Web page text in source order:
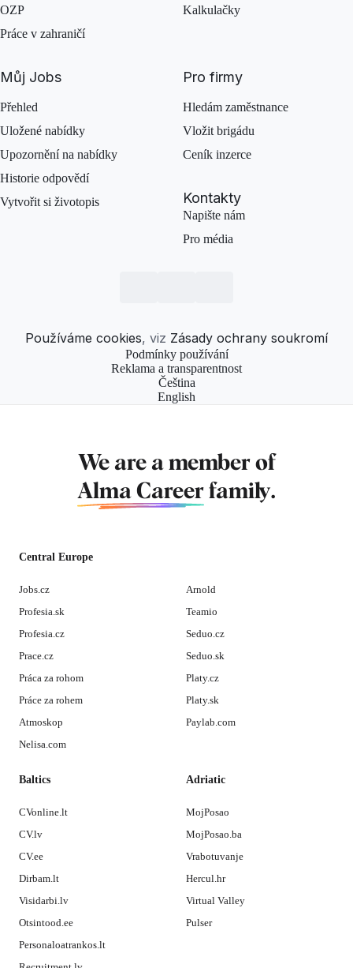
OZP
Práce v zahraničí
Kalkulačky
Můj Jobs
Přehled
Uložené nabídky
Upozornění na nabídky
Historie odpovědí
Vytvořit si životopis
Pro firmy
Hledám zaměstnance
Vložit brigádu
Ceník inzerce
Kontakty
Napište nám
Pro média
Používáme cookies, viz Zásady ochrany soukromí
Podmínky používání
Reklama a transparentnost
Čeština
English
We are a member of
Alma Career family.
Central Europe
Jobs.cz
Profesia.sk
Profesia.cz
Prace.cz
Práca za rohom
Práce za rohem
Atmoskop
Nelisa.com
Arnold
Teamio
Seduo.cz
Seduo.sk
Platy.cz
Platy.sk
Paylab.com
Baltics
CVonline.lt
CV.lv
CV.ee
Dirbam.lt
Visidarbi.lv
Otsintood.ee
Personaloatrankos.lt
Adriatic
MojPosao
MojPosao.ba
Vrabotuvanje
Hercul.hr
Virtual Valley
Pulser